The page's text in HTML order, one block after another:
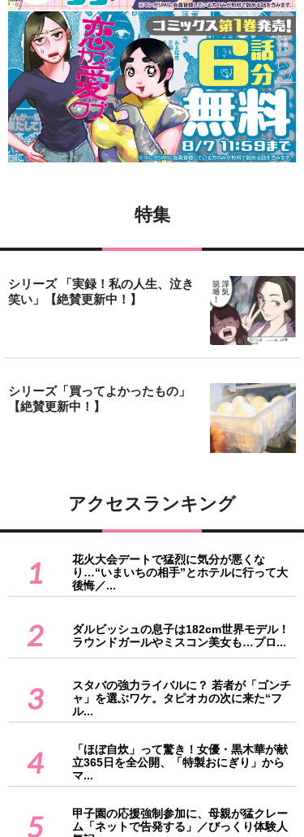
特集
シリーズ 「実録！私の人生、泣き
笑い」【絶賛更新中！】
シリーズ「買ってよかったもの」
【絶賛更新中！】
アクセスランキング
1
花火大会デートで猛烈に気分が悪くな
り…“いまいちの相手”とホテルに行って大
後悔／...
2
ダルビッシュの息子は182cm世界モデル！
ラウンドガールやミスコン美女も…プロ...
3
スタバの強力ライバルに？ 若者が「ゴンチ
ャ」を選ぶワケ。タピオカの次に来た“フ
ル...
4
「ほぼ自炊」って驚き！女優・黒木華が献
立365日を全公開、「特製おにぎり」から
マ...
5
甲子園の応援強制参加に、母親が猛クレー
ム「ネットで告発する」／びっくり体験人